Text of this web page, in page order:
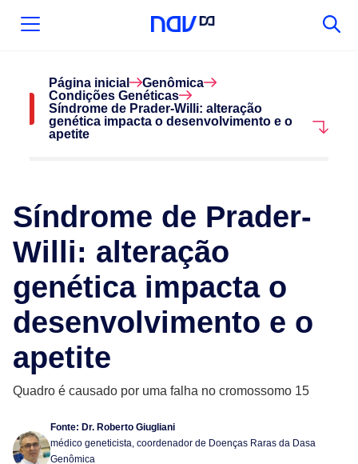
Página inicial
Genômica
Condições Genéticas
Síndrome de Prader-Willi: alteração
genética impacta o desenvolvimento e o
apetite
Síndrome de Prader-
Willi: alteração
genética impacta o
desenvolvimento e o
apetite
Quadro é causado por uma falha no cromossomo 15
Fonte: Dr. Roberto Giugliani
médico geneticista, coordenador de Doenças Raras da Dasa
Genômica